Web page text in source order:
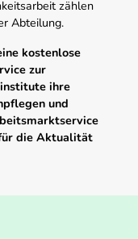
zählen
Abteilung.
kostenlose
zur
ihre
und
die Aktualität